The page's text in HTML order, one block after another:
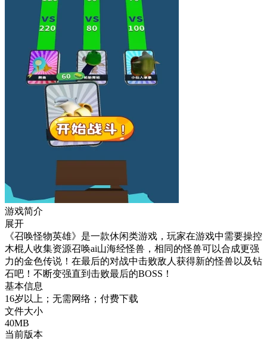
游戏简介
展开
《召唤怪物英雄》是一款休闲类游戏，玩家在游戏中需要操控
木棍人收集资源召唤ai山海经怪兽，相同的怪兽可以合成更强
力的金色传说！在最后的对战中击败敌人获得新的怪兽以及钻
石吧！不断变强直到击败最后的BOSS！
基本信息
16岁以上；无需网络；付费下载
文件大小
40MB
当前版本